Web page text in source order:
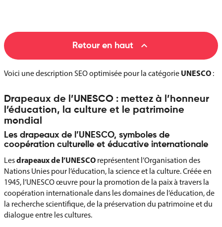
Retour en haut 
Voici une description SEO optimisée pour la catégorie UNESCO :
Drapeaux de l’UNESCO : mettez à l’honneur
l’éducation, la culture et le patrimoine
mondial
Les drapeaux de l’UNESCO, symboles de
coopération culturelle et éducative internationale
Lesdrapeaux de l’UNESCO représentent l’Organisation des
Nations Unies pour l’éducation, la science et la culture. Créée en
1945, l’UNESCO œuvre pour la promotion de la paix à travers la
coopération internationale dans les domaines de l’éducation, de
la recherche scientifique, de la préservation du patrimoine et du
dialogue entre les cultures.